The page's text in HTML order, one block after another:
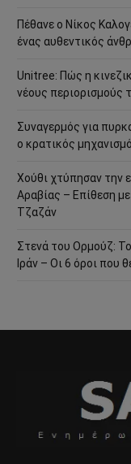
Πέθανε ο Νίκος
ένας αυθεντικός
Unitree: Πώς η
νέους περιορισμούς
Συναγερμός για
ο κρατικός
Χούθι χτύπησαν την
Αραβίας – Επίθεση
Τζαζάν
Στενά του Ορμούζ:
Ιράν – Οι 6 όροι που